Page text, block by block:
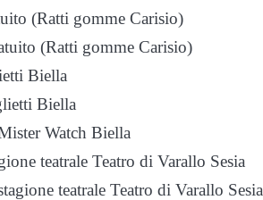
(Ratti gomme Carisio)
(Ratti gomme Carisio)
Biella
Biella
Watch Biella
teatrale Teatro di Varallo Sesia
teatrale Teatro di Varallo Sesia